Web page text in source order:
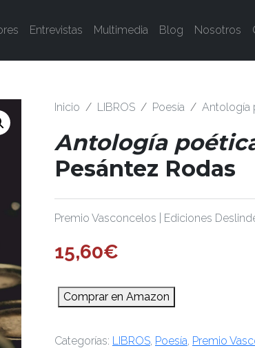
Entrevistas Multimedia Blog Nosotros
Inicio LIBROS Poesía Antología
Antología
Pesántez Rodas
Premio Vasconcelos | Ediciones
15,60€
Comprar en Amazon
Categorías: LIBROS, Poesía, Premio